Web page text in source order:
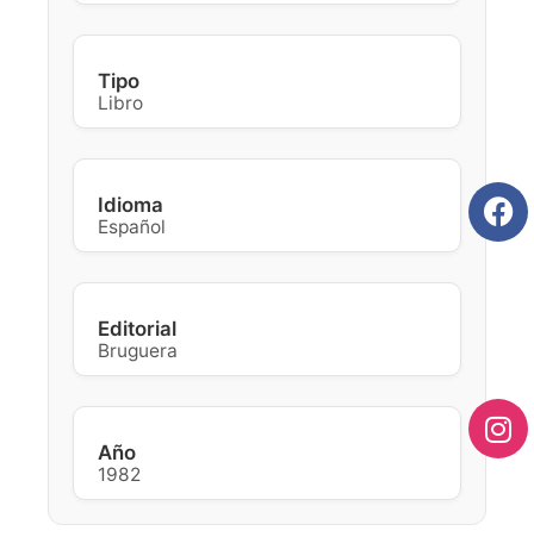
Tipo
Libro
Idioma
Español
Editorial
Bruguera
Año
1982